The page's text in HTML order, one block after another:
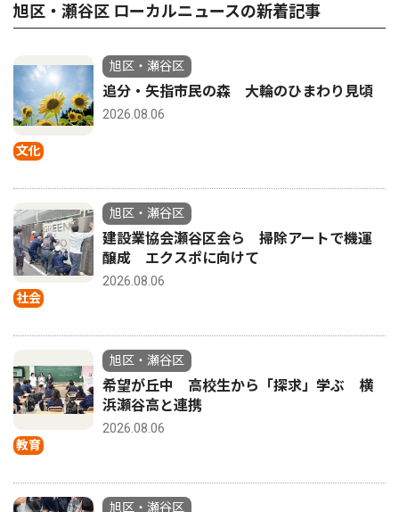
旭区・瀬谷区 ローカルニュースの新着記事
文化
旭区・瀬谷区
追分・矢指市民の森 大輪のひまわり見頃
2026.08.06
社会
旭区・瀬谷区
建設業協会瀬谷区会ら 掃除アートで機運
醸成 エクスポに向けて
2026.08.06
教育
旭区・瀬谷区
希望が丘中 高校生から「探求」学ぶ 横
浜瀬谷高と連携
2026.08.06
旭区・瀬谷区